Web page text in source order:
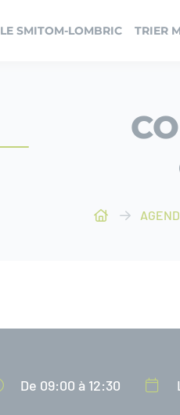
LE SMITOM-LOMBRIC TRIER
De 09:00 à 12:30